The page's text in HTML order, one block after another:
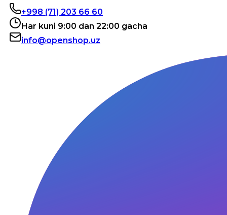
+998 (71) 203 66 60
Har kuni 9:00 dan 22:00 gacha
info@openshop.uz